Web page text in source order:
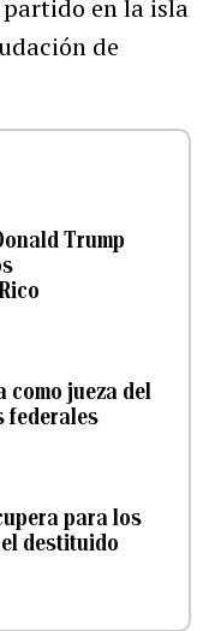
en la isla
de
Trump
como jueza del
federales
para los
destituido